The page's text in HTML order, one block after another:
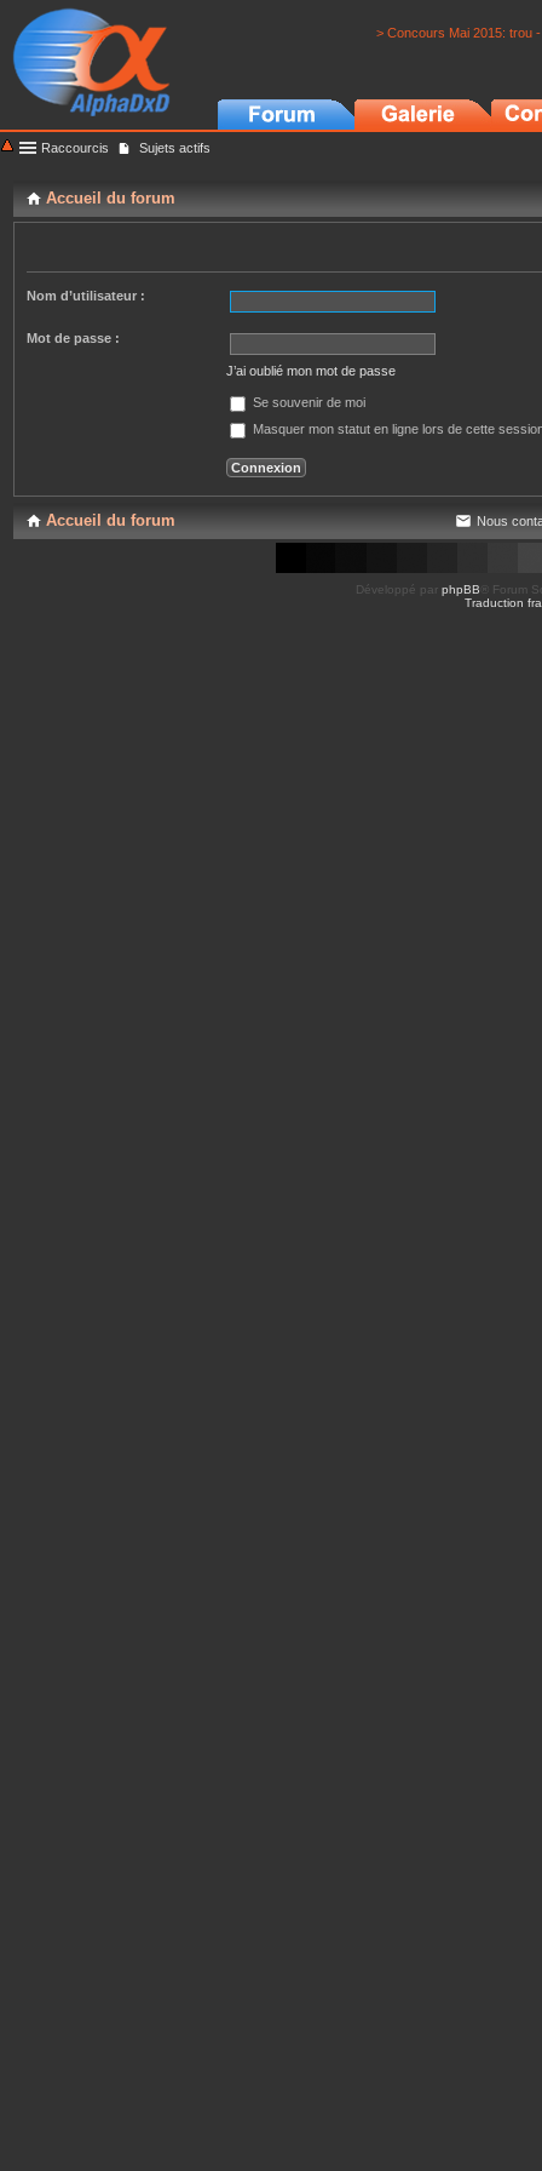
> Concours Mai 2015: trou
Raccourcis Sujets actifs
Accueil du forum
Nom d’utilisateur :
Mot de passe :
J’ai oublié mon mot de passe
Se souvenir de moi
Masquer mon statut en ligne lors de cette
Accueil du forum Nous
Développé par phpBB ® Forum
Traduction